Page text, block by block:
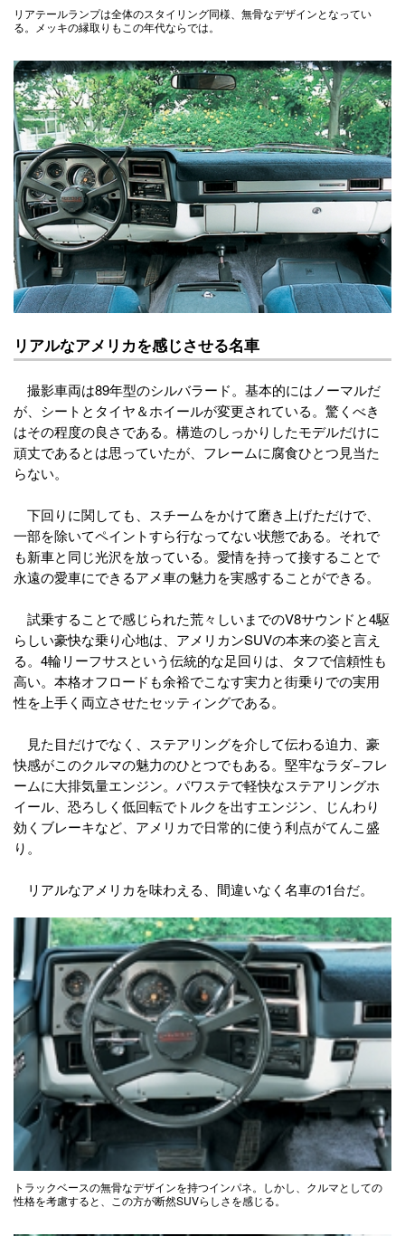
リアテールランプは全体のスタイリング同様、無骨なデザインとなってい
る。メッキの縁取りもこの年代ならでは。
リアルなアメリカを感じさせる名車
撮影車両は89年型のシルバラード。基本的にはノーマルだ
が、シートとタイヤ＆ホイールが変更されている。驚くべき
はその程度の良さである。構造のしっかりしたモデルだけに
頑丈であるとは思っていたが、フレームに腐食ひとつ見当た
らない。
下回りに関しても、スチームをかけて磨き上げただけで、
一部を除いてペイントすら行なってない状態である。それで
も新車と同じ光沢を放っている。愛情を持って接することで
永遠の愛車にできるアメ車の魅力を実感することができる。
試乗することで感じられた荒々しいまでのV8サウンドと4駆
らしい豪快な乗り心地は、アメリカンSUVの本来の姿と言え
る。4輪リーフサスという伝統的な足回りは、タフで信頼性も
高い。本格オフロードも余裕でこなす実力と街乗りでの実用
性を上手く両立させたセッティングである。
見た目だけでなく、ステアリングを介して伝わる迫力、豪
快感がこのクルマの魅力のひとつでもある。堅牢なラダ−フレ
ームに大排気量エンジン。パワステで軽快なステアリングホ
イール、恐ろしく低回転でトルクを出すエンジン、じんわり
効くブレーキなど、アメリカで日常的に使う利点がてんこ盛
り。
リアルなアメリカを味わえる、間違いなく名車の1台だ。
トラックベースの無骨なデザインを持つインパネ。しかし、クルマとしての
性格を考慮すると、この方が断然SUVらしさを感じる。